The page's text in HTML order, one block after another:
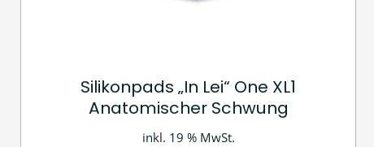
Silikonpads „In Lei“ One XL1
Anatomischer Schwung
inkl. 19 % MwSt.